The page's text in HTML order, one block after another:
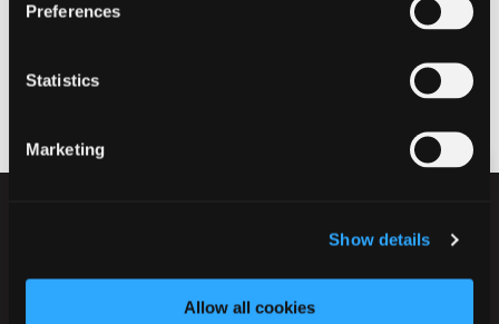
Preferences
Statistics
Marketing
Show details
Allow all cookies
8766 Nørre-Snede